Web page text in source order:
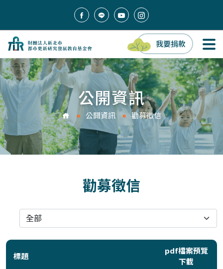
我要捐款
公開資訊
公開資訊 勸募徵信
勸募徵信
標題
pdf檔案預覽
下載